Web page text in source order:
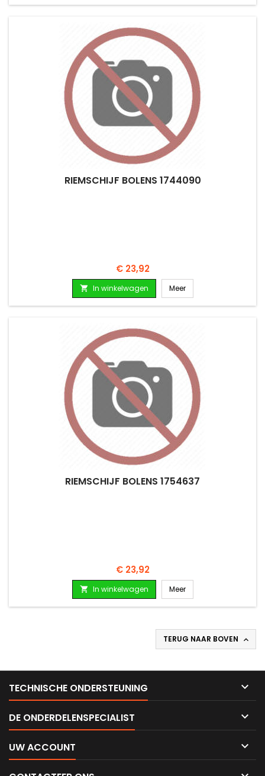
RIEMSCHIJF BOLENS 1744090
Prijs
€ 23,92
 In winkelwagen Meer
RIEMSCHIJF BOLENS 1754637
Prijs
€ 23,92
 In winkelwagen Meer
TERUG NAAR BOVEN 
TECHNISCHE ONDERSTEUNING 
DE ONDERDELENSPECIALIST 
UW ACCOUNT 